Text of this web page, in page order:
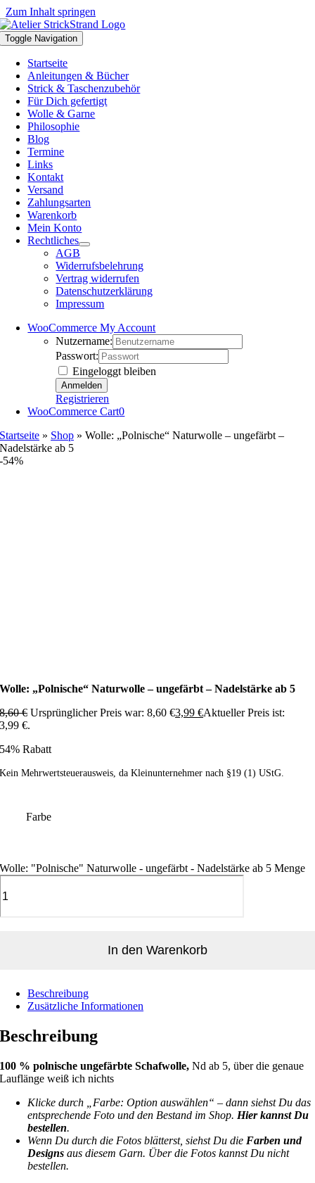
Zum Inhalt springen
Toggle Navigation
Startseite
Anleitungen & Bücher
Strick & Taschenzubehör
Für Dich gefertigt
Wolle & Garne
Philosophie
Blog
Termine
Links
Kontakt
Versand
Zahlungsarten
Warenkorb
Mein Konto
Rechtliches
AGB
Widerrufsbelehrung
Vertrag widerrufen
Datenschutzerklärung
Impressum
WooCommerce My Account
Nutzername:
Passwort:
Eingeloggt bleiben
Registrieren
WooCommerce Cart0
Startseite » Shop »Wolle: „Polnische“ Naturwolle – ungefärbt –
Nadelstärke ab 5
-54%
Wolle: „Polnische“ Naturwolle – ungefärbt – Nadelstärke ab 5
8,60€ Ursprünglicher Preis war: 8,60 €3,99€Aktueller Preis ist:
3,99 €.
54% Rabatt
Kein Mehrwertsteuerausweis, da Kleinunternehmer nach §19 (1) UStG.
Farbe
Wolle: "Polnische" Naturwolle - ungefärbt - Nadelstärke ab 5 Menge
In den Warenkorb
Beschreibung
Zusätzliche Informationen
Beschreibung
100 % polnische ungefärbte Schafwolle,Nd ab 5, über die genaue
Lauflänge weiß ich nichts
Klicke durch „Farbe: Option auswählen“ – dann siehst Du das
entsprechende Foto und den Bestand im Shop. Hier kannst Du
bestellen.
Wenn Du durch die Fotos blätterst, siehst Du die Farben und
Designs aus diesem Garn. Über die Fotos kannst Du nicht
bestellen.